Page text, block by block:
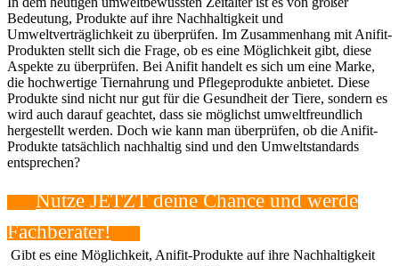
Bedeutung, Produkte auf ihre Nachhaltigkeit und
Umweltverträglichkeit zu überprüfen. Im Zusammenhang mit Anifit-
Produkten stellt sich die Frage, ob es eine Möglichkeit gibt, diese
Aspekte zu überprüfen. Bei Anifit handelt es sich um eine Marke,
die hochwertige Tiernahrung und Pflegeprodukte anbietet. Diese
Produkte sind nicht nur gut für die Gesundheit der Tiere, sondern es
wird auch darauf geachtet, dass sie möglichst umweltfreundlich
hergestellt werden. Doch wie kann man überprüfen, ob die Anifit-
Produkte tatsächlich nachhaltig sind und den Umweltstandards
entsprechen?
Nutze ‌JETZT deine Chance und werde⁢
Fachberater!
​ Gibt‍ es eine Möglichkeit, Anifit-Produkte⁢ auf⁤ ihre Nachhaltigkeit